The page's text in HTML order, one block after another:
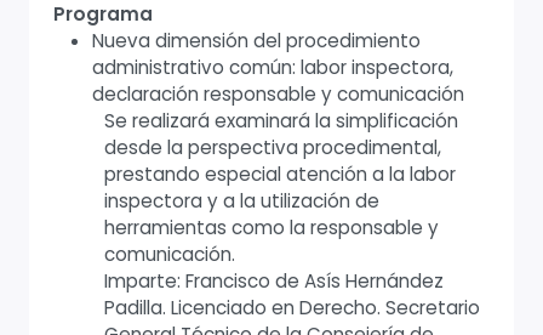
Programa
Nueva dimensión del procedimiento
administrativo común: labor inspectora,
declaración responsable y comunicación
Se realizará examinará la simplificación
desde la perspectiva procedimental,
prestando especial atención a la labor
inspectora y a la utilización de
herramientas como la responsable y
comunicación.
Imparte: Francisco de Asís Hernández
Padilla. Licenciado en Derecho. Secretario